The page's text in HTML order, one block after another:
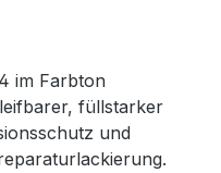
im Farbton
füllstarker
und